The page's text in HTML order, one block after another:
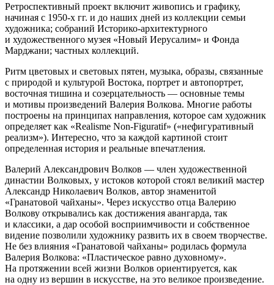
Ретроспективный проект включит живопись и графику,
начиная с 1950-х гг. и до наших дней из коллекции семьи
художника; собраний Историко-архитектурного
и художественного музея «Новый Иерусалим» и Фонда
Марджани; частных коллекций.
Ритм цветовых и световых пятен, музыка, образы, связанные
с природой и культурой Востока, портрет и автопортрет,
восточная тишина и созерцательность — основные темы
и мотивы произведений Валерия Волкова. Многие работы
построены на принципах направления, которое сам художник
определяет как «Realisme Non-Figuratif» («нефигуративный
реализм»). Интересно, что за каждой картиной стоит
определенная история и реальные впечатления.
Валерий Александрович Волков — член художественной
династии Волковых, у истоков которой стоял великий мастер
Александр Николаевич Волков, автор знаменитой
«Гранатовой чайханы». Через искусство отца Валерию
Волкову открывались как достижения авангарда, так
и классики, а дар особой восприимчивости и собственное
видение позволили художнику развить их в своем творчестве.
Не без влияния «Гранатовой чайханы» родилась формула
Валерия Волкова: «Пластическое равно духовному».
На протяжении всей жизни Волков ориентируется, как
на одну из вершин в искусстве, на это великое произведение.